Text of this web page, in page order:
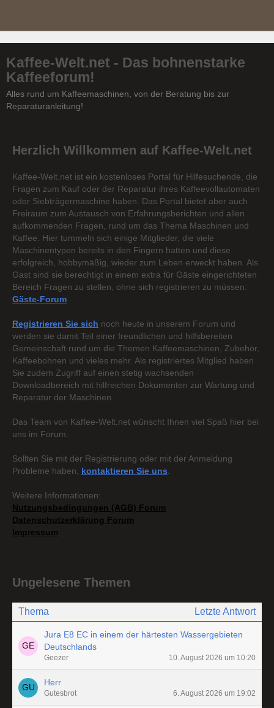
Kaffee-Welt.net - Das bohnenstarke
Kaffeeforum!
Alles rund um Kaffeemaschinen, von der Beratung bis zur
Reparaturanleitung!
Herzlich Willkommen auf Kaffee-Welt.net
Kaffee-Welt.net ist ein kostenloses Portal für Hilfesuchende, die
Fragen zum Kauf oder der Reparatur ihres Kaffeevollautomaten
oder Siebträgermaschine haben. Das Portal bietet aber auch
Freiraum zum Austausch von Erfahrungsberichten und allen
aufkommenden Fragen, rund um das Thema Maschinen und
Kaffee. Hier tummeln sich einige Mitglieder, die viele
Maschinentypen bereits in den Fingern hatten und diese
erfolgreich, hobbymäßig, wieder zum Leben erweckt haben. Als
Gast sind sie berechtigt in einem extra für Gäste eingerichteten
Bereich Fragen zu stellen, ohne sich registrieren zu müssen:
Gäste-Forum
Registrieren Sie sich noch heute in unserem Forum und
werden sie damit Teil einer freundlichen und hilfsbereiten
Gemeinschaft rund um die Themen Kaffeemaschinen, Zubehör,
Kaffeebohnen und vieles mehr. Als registriertes Mitglied haben
Sie zudem Zugriff auf einen stetig wachsenden
Downloadbereich mit hilfreichen Dokumenten zur Wartung und
Reparatur der Maschinen.
Das Team von Kaffee-Welt.net wünscht Ihnen viel Spaß hier bei
uns im Forum.
Sollten Sie mit der Registrierung oder mit der Anmeldung
Probleme haben, kontaktieren Sie uns
Weitere Informationen:
Nutzungsbedingungen (AGB) Forum
Datenschutzerklärung Forum
Impressum
Ungelesene Themen
Thema Letzte Antwort
Jura E8 EC in einem der härtesten Wassergebieten
Deutschlands
Geezer 10. August 2026 um 10:20
Herr
Gutesbrot 6. August 2026 um 19:02